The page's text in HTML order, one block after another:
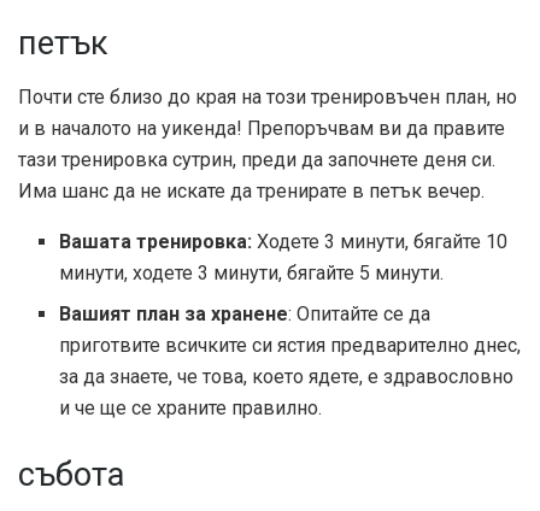
петък
Почти сте близо до края на този тренировъчен план, но
и в началото на уикенда! Препоръчвам ви да правите
тази тренировка сутрин, преди да започнете деня си.
Има шанс да не искате да тренирате в петък вечер.
Вашата тренировка: Ходете 3 минути, бягайте 10
минути, ходете 3 минути, бягайте 5 минути.
Вашият план за хранене: Опитайте се да
приготвите всичките си ястия предварително днес,
за да знаете, че това, което ядете, е здравословно
и че ще се храните правилно.
събота